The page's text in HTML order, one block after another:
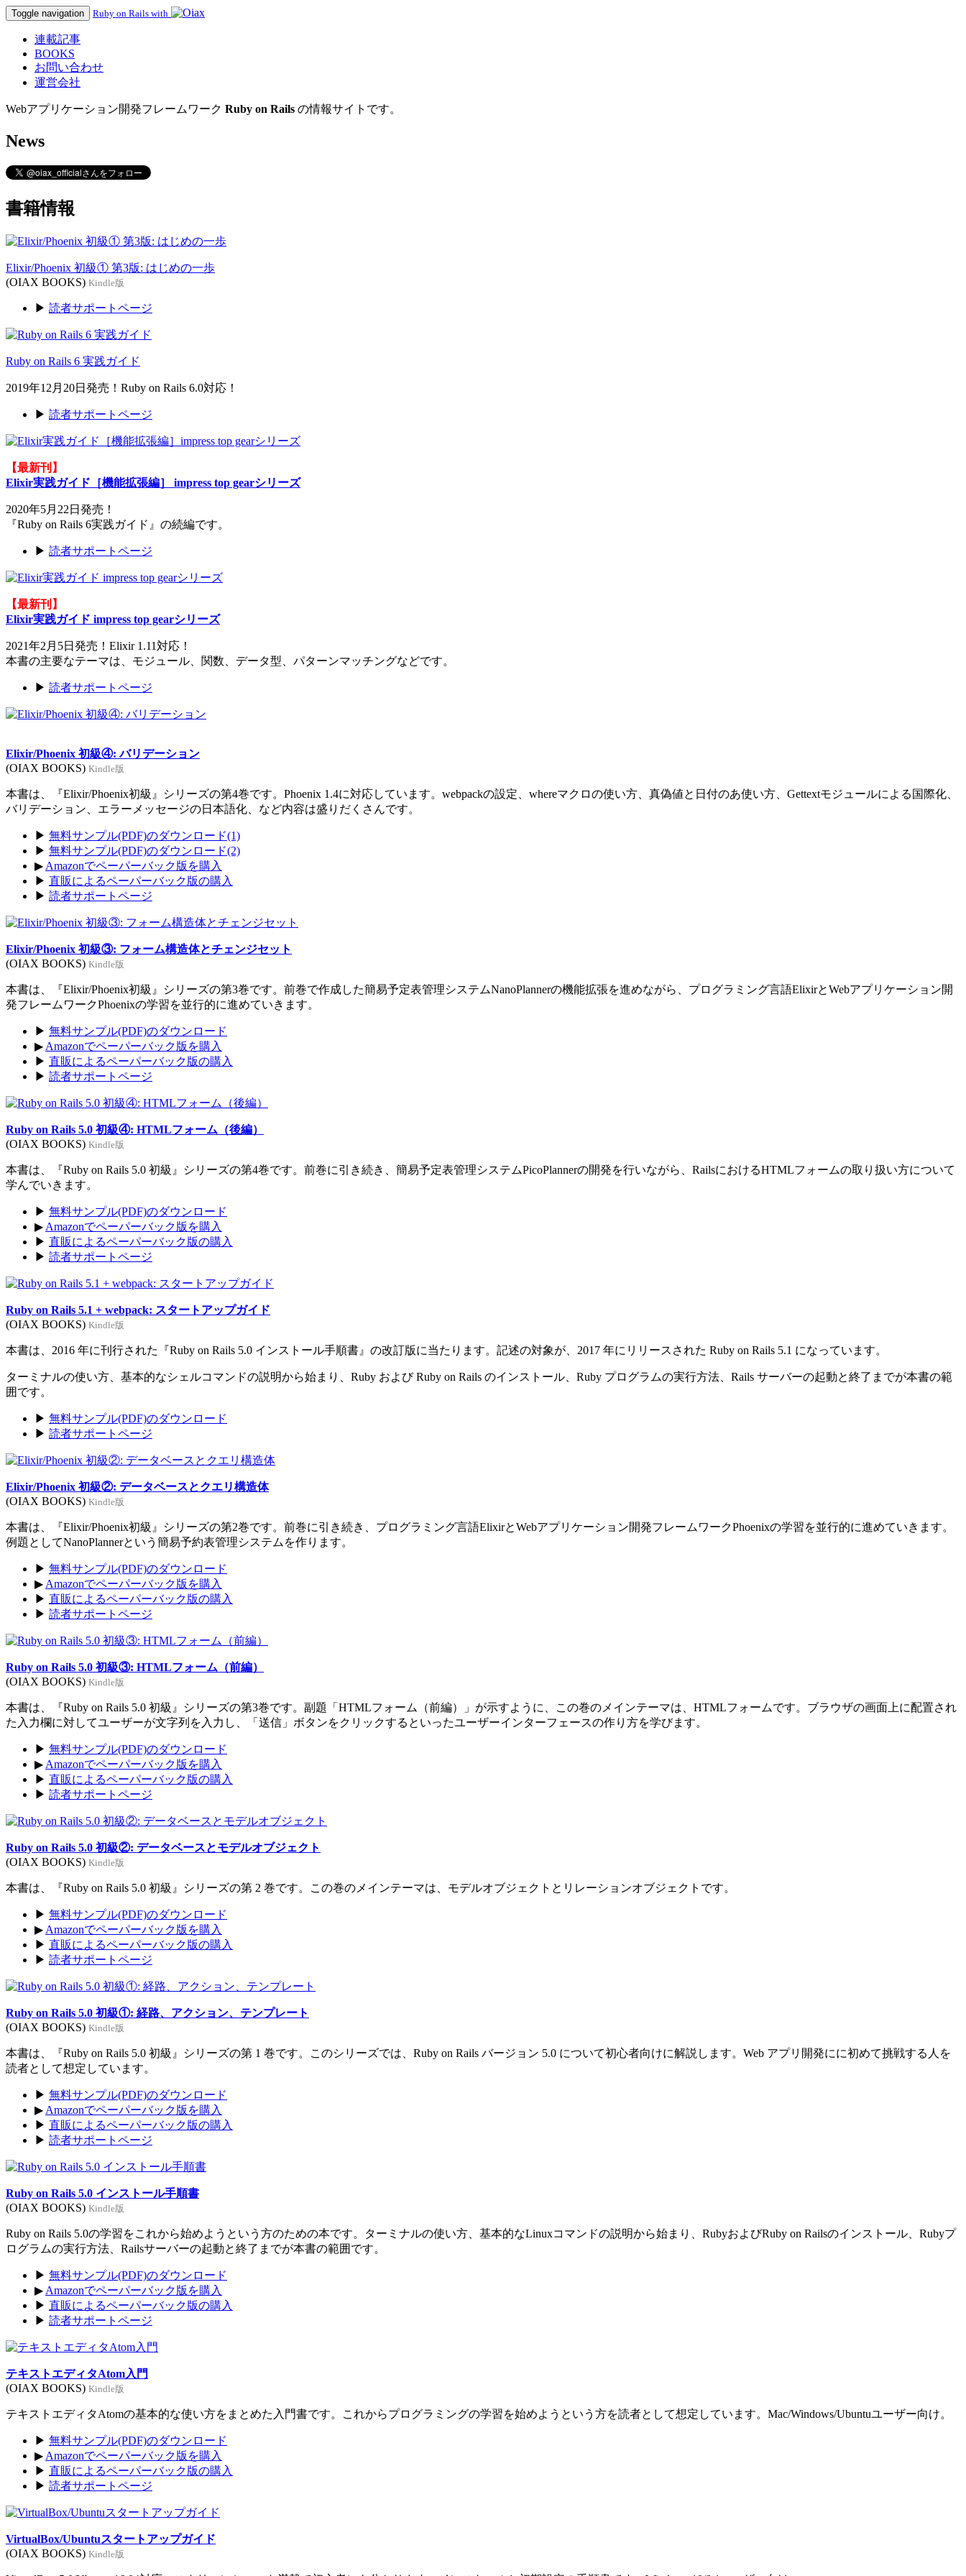
Toggle navigation Ruby on Rails with
連載記事
BOOKS
お問い合わせ
運営会社
Webアプリケーション開発フレームワーク Ruby on Rails の情報サイトです。
News
書籍情報
Elixir/Phoenix 初級① 第3版: はじめの一歩
(OIAX BOOKS) Kindle版
▶ 読者サポートページ
Ruby on Rails 6 実践ガイド
2019年12月20日発売！Ruby on Rails 6.0対応！
▶ 読者サポートページ
【最新刊】
Elixir実践ガイド［機能拡張編］ impress top gearシリーズ
2020年5月22日発売！
『Ruby on Rails 6実践ガイド』の続編です。
▶ 読者サポートページ
【最新刊】
Elixir実践ガイド impress top gearシリーズ
2021年2月5日発売！Elixir 1.11対応！
本書の主要なテーマは、モジュール、関数、データ型、パターンマッチングなどです。
▶ 読者サポートページ
Elixir/Phoenix 初級④: バリデーション
(OIAX BOOKS) Kindle版
本書は、『Elixir/Phoenix初級』シリーズの第4巻です。Phoenix 1.4に対応しています。webpackの設定、whereマクロの使い方、真偽値と日付のあ使い方、Gettextモジュールによる国際化、
バリデーション、エラーメッセージの日本語化、など内容は盛りだくさんです。
▶ 無料サンプル(PDF)のダウンロード(1)
▶ 無料サンプル(PDF)のダウンロード(2)
▶ Amazonでペーパーバック版を購入
▶ 直販によるペーパーバック版の購入
▶ 読者サポートページ
Elixir/Phoenix 初級③: フォーム構造体とチェンジセット
(OIAX BOOKS) Kindle版
本書は、『Elixir/Phoenix初級』シリーズの第3巻です。前巻で作成した簡易予定表管理システムNanoPlannerの機能拡張を進めながら、プログラミング言語ElixirとWebアプリケーション開
発フレームワークPhoenixの学習を並行的に進めていきます。
▶ 無料サンプル(PDF)のダウンロード
▶ Amazonでペーパーバック版を購入
▶ 直販によるペーパーバック版の購入
▶ 読者サポートページ
Ruby on Rails 5.0 初級④: HTMLフォーム（後編）
(OIAX BOOKS) Kindle版
本書は、『Ruby on Rails 5.0 初級』シリーズの第4巻です。前巻に引き続き、簡易予定表管理システムPicoPlannerの開発を行いながら、RailsにおけるHTMLフォームの取り扱い方について
学んでいきます。
▶ 無料サンプル(PDF)のダウンロード
▶ Amazonでペーパーバック版を購入
▶ 直販によるペーパーバック版の購入
▶ 読者サポートページ
Ruby on Rails 5.1 + webpack: スタートアップガイド
(OIAX BOOKS) Kindle版
本書は、2016 年に刊行された『Ruby on Rails 5.0 インストール手順書』の改訂版に当たります。記述の対象が、2017 年にリリースされた Ruby on Rails 5.1 になっています。
ターミナルの使い方、基本的なシェルコマンドの説明から始まり、Ruby および Ruby on Rails のインストール、Ruby プログラムの実行方法、Rails サーバーの起動と終了までが本書の範
囲です。
▶ 無料サンプル(PDF)のダウンロード
▶ 読者サポートページ
Elixir/Phoenix 初級②: データベースとクエリ構造体
(OIAX BOOKS) Kindle版
本書は、『Elixir/Phoenix初級』シリーズの第2巻です。前巻に引き続き、プログラミング言語ElixirとWebアプリケーション開発フレームワークPhoenixの学習を並行的に進めていきます。
例題としてNanoPlannerという簡易予約表管理システムを作ります。
▶ 無料サンプル(PDF)のダウンロード
▶ Amazonでペーパーバック版を購入
▶ 直販によるペーパーバック版の購入
▶ 読者サポートページ
Ruby on Rails 5.0 初級③: HTMLフォーム（前編）
(OIAX BOOKS) Kindle版
本書は、『Ruby on Rails 5.0 初級』シリーズの第3巻です。副題「HTMLフォーム（前編）」が示すように、この巻のメインテーマは、HTMLフォームです。ブラウザの画面上に配置され
た入力欄に対してユーザーが文字列を入力し、「送信」ボタンをクリックするといったユーザーインターフェースの作り方を学びます。
▶ 無料サンプル(PDF)のダウンロード
▶ Amazonでペーパーバック版を購入
▶ 直販によるペーパーバック版の購入
▶ 読者サポートページ
Ruby on Rails 5.0 初級②: データベースとモデルオブジェクト
(OIAX BOOKS) Kindle版
本書は、『Ruby on Rails 5.0 初級』シリーズの第 2 巻です。この巻のメインテーマは、モデルオブジェクトとリレーションオブジェクトです。
▶ 無料サンプル(PDF)のダウンロード
▶ Amazonでペーパーバック版を購入
▶ 直販によるペーパーバック版の購入
▶ 読者サポートページ
Ruby on Rails 5.0 初級①: 経路、アクション、テンプレート
(OIAX BOOKS) Kindle版
本書は、『Ruby on Rails 5.0 初級』シリーズの第 1 巻です。このシリーズでは、Ruby on Rails バージョン 5.0 について初心者向けに解説します。Web アプリ開発にに初めて挑戦する人を
読者として想定しています。
▶ 無料サンプル(PDF)のダウンロード
▶ Amazonでペーパーバック版を購入
▶ 直販によるペーパーバック版の購入
▶ 読者サポートページ
Ruby on Rails 5.0 インストール手順書
(OIAX BOOKS) Kindle版
Ruby on Rails 5.0の学習をこれから始めようという方のための本です。ターミナルの使い方、基本的なLinuxコマンドの説明から始まり、RubyおよびRuby on Railsのインストール、Rubyプ
ログラムの実行方法、Railsサーバーの起動と終了までが本書の範囲です。
▶ 無料サンプル(PDF)のダウンロード
▶ Amazonでペーパーバック版を購入
▶ 直販によるペーパーバック版の購入
▶ 読者サポートページ
テキストエディタAtom入門
(OIAX BOOKS) Kindle版
テキストエディタAtomの基本的な使い方をまとめた入門書です。これからプログラミングの学習を始めようという方を読者として想定しています。Mac/Windows/Ubuntuユーザー向け。
▶ 無料サンプル(PDF)のダウンロード
▶ Amazonでペーパーバック版を購入
▶ 直販によるペーパーバック版の購入
▶ 読者サポートページ
VirtualBox/Ubuntuスタートアップガイド
(OIAX BOOKS) Kindle版